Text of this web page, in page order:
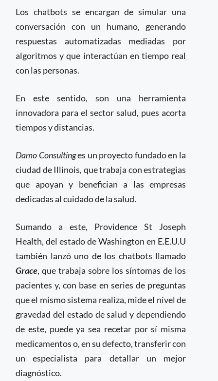
Los chatbots se encargan de simular una
conversación con un humano, generando
respuestas automatizadas mediadas por
algoritmos y que interactúan en tiempo real
con las personas.
En este sentido, son una herramienta
innovadora para el sector salud, pues acorta
tiempos y distancias.
Damo Consultinges un proyecto fundado en la
ciudad de Illinois, que trabaja con estrategias
que apoyan y benefician a las empresas
dedicadas al cuidado de la salud.
Sumando a este, Providence St Joseph
Health, del estado de Washington en E.E.U.U
también lanzó uno de los chatbots llamado
Grace, que trabaja sobre los síntomas de los
pacientes y, con base en series de preguntas
que el mismo sistema realiza, mide el nivel de
gravedad del estado de salud y dependiendo
de este, puede ya sea recetar por sí misma
medicamentos o, en su defecto, transferir con
un especialista para detallar un mejor
diagnóstico.